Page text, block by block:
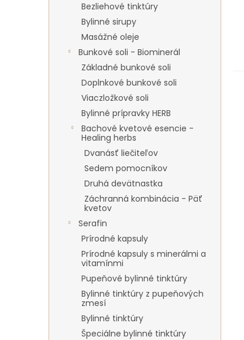
Bezliehové tinktúry
Bylinné sirupy
Masážné oleje
Bunkové soli - Biominerál
Základné bunkové soli
Doplnkové bunkové soli
Viaczložkové soli
Bylinné prípravky HERB
Bachové kvetové esencie -
Healing herbs
Dvanásť liečiteľov
Sedem pomocníkov
Druhá devätnastka
Záchranná kombinácia - Päť
kvetov
Serafin
Prírodné kapsuly
Prírodné kapsuly s minerálmi a
vitamínmi
Pupeňové bylinné tinktúry
Bylinné tinktúry z pupeňových
zmesí
Bylinné tinktúry
Špeciálne bylinné tinktúry